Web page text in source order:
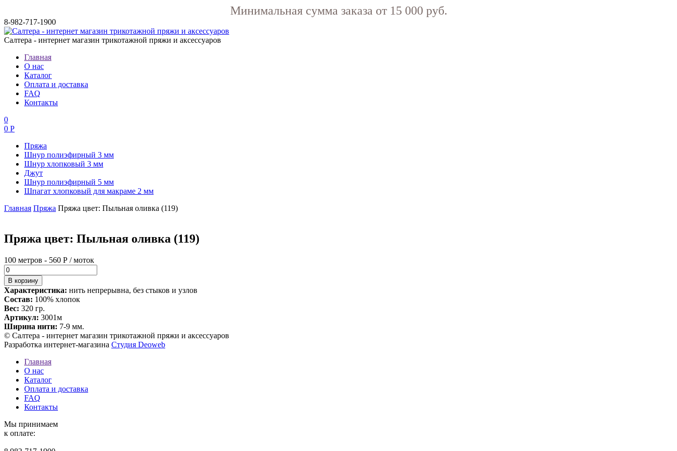
Минимальная сумма заказа от 15 000 руб.
8-982-717-1900
Салтера - интернет магазин трикотажной пряжи и аксессуаров
Главная
О нас
Каталог
Оплата и доставка
FAQ
Контакты
0
0 Р
Пряжа
Шнур полиэфирный 3 мм
Шнур хлопковый 3 мм
Джут
Шнур полиэфирный 5 мм
Шпагат хлопковый для макраме 2 мм
Главная Пряжа Пряжа цвет: Пыльная оливка (119)
Пряжа цвет: Пыльная оливка (119)
100 метров - 560 Р / моток
Характеристика: нить непрерывна, без стыков и узлов
Состав: 100% хлопок
Вес: 320 гр.
Артикул: 3001м
Ширина нити: 7-9 мм.
© Салтера - интернет магазин трикотажной пряжи и аксессуаров
Разработка интернет-магазина Студия Deoweb
Главная
О нас
Каталог
Оплата и доставка
FAQ
Контакты
Мы принимаем
к оплате: